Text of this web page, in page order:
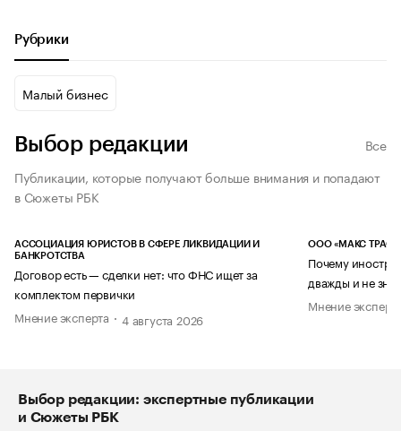
Рубрики
Малый бизнес
Выбор редакции
Все
Публикации, которые получают больше внимания и попадают
в Сюжеты РБК
АССОЦИАЦИЯ ЮРИСТОВ В СФЕРЕ ЛИКВИДАЦИИ И
БАНКРОТСТВА
Договор есть — сделки нет: что ФНС ищет за
комплектом первички
Мнение эксперта
4 августа 2026
ООО «МАКС ТРАСТ»
Почему
дважды и не
Мнение
Выбор редакции: экспертные публикации
и Сюжеты РБК